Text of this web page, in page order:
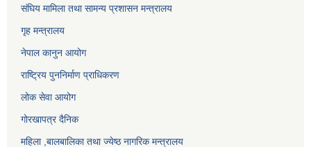
संघिय मामिला तथा सामन्य प्रशासन मन्त्रालय
गृह मन्त्रालय
नेपाल कानुन आयोग
राष्ट्रिय पुननिर्माण प्राधिकरण
लोक सेवा आयोग
गोरखापत्र दैनिक
महिला ,बालबालिका तथा ज्येष्ठ नागरिक मन्त्रालय